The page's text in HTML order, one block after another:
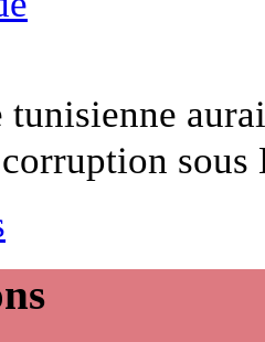
tunisienne